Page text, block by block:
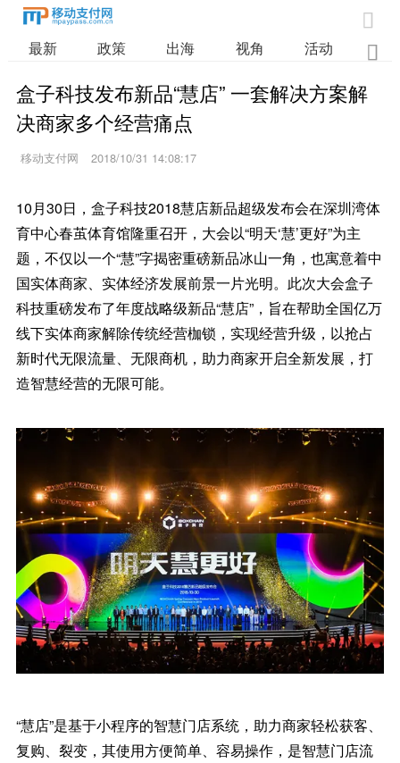

最新 政策 出海 视角 活动 业

盒子科技发布新品“慧店” 一套解决方案解
决商家多个经营痛点
移动支付网 2018/10/31 14:08:17
10月30日，盒子科技2018慧店新品超级发布会在深圳湾体
育中心春茧体育馆隆重召开，大会以“明天‘慧’更好”为主
题，不仅以一个“慧”字揭密重磅新品冰山一角，也寓意着中
国实体商家、实体经济发展前景一片光明。此次大会盒子
科技重磅发布了年度战略级新品“慧店”，旨在帮助全国亿万
线下实体商家解除传统经营枷锁，实现经营升级，以抢占
新时代无限流量、无限商机，助力商家开启全新发展，打
造智慧经营的无限可能。
“慧店”是基于小程序的智慧门店系统，助力商家轻松获客、
复购、裂变，其使用方便简单、容易操作，是智慧门店流